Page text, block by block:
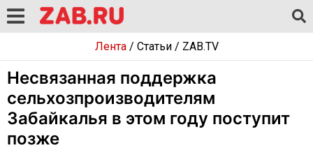
Лента/ Статьи/ ZAB.TV
Несвязанная поддержка
сельхозпроизводителям
Забайкалья в этом году поступит
позже